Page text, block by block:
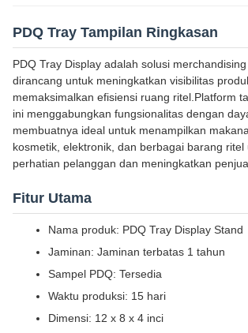
PDQ Tray Tampilan Ringkasan
PDQ Tray Display adalah solusi
dirancang untuk meningkatkan visibilitas
memaksimalkan efisiensi ruang ritel.Platform
ini menggabungkan fungsionalitas dengan
membuatnya ideal untuk menampilkan
kosmetik, elektronik, dan berbagai barang ritel
perhatian pelanggan dan meningkatkan
Fitur Utama
Nama produk: PDQ Tray Display Stand
Jaminan: Jaminan terbatas 1 tahun
Sampel PDQ: Tersedia
Waktu produksi: 15 hari
Dimensi: 12 x 8 x 4 inci